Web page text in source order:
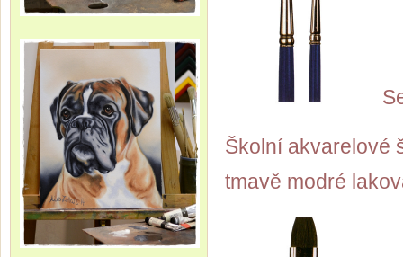
Školní akvarelové
tmavě modré